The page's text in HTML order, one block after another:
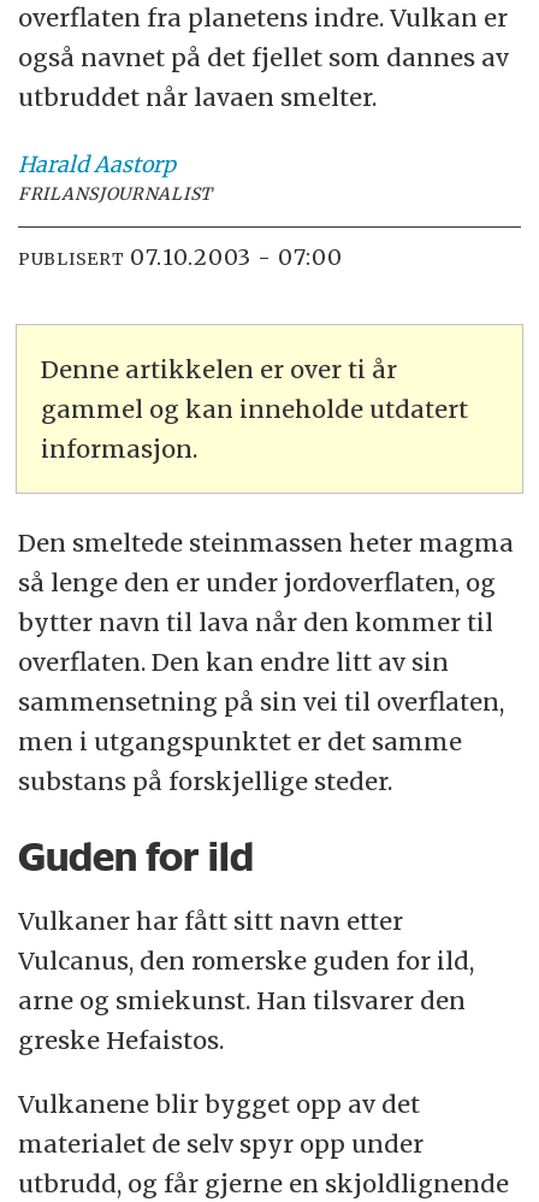
overflaten fra planetens indre. Vulkan er
også navnet på det fjellet som dannes av
utbruddet når lavaen smelter.
HaraldAastorp
FRILANSJOURNALIST
PUBLISERT 07.10.2003 - 07:00
Denne artikkelen er over ti år
gammel og kan inneholde utdatert
informasjon.
Den smeltede steinmassen heter magma
så lenge den er under jordoverflaten, og
bytter navn til lava når den kommer til
overflaten. Den kan endre litt av sin
sammensetning på sin vei til overflaten,
men i utgangspunktet er det samme
substans på forskjellige steder.
Guden for ild
Vulkaner har fått sitt navn etter
Vulcanus, den romerske guden for ild,
arne og smiekunst. Han tilsvarer den
greske Hefaistos.
Vulkanene blir bygget opp av det
materialet de selv spyr opp under
utbrudd, og får gjerne en skjoldlignende